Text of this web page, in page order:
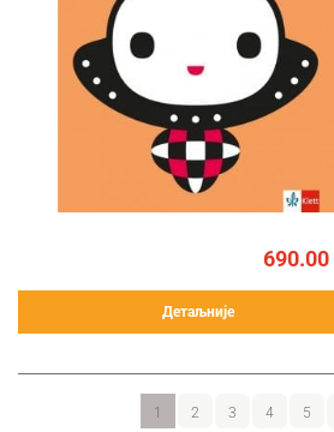
690.00
Детаљније
1 2 3 4 5